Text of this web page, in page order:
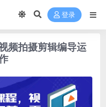
登录
频拍摄剪辑编导运